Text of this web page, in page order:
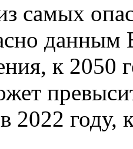
самых
данным
к 2050
2022 году,